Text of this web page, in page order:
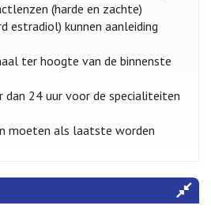
(harde en zachte)
estradiol) kunnen aanleiding
ter hoogte van de binnenste
dan 24 uur voor de specialiteiten
moeten als laatste worden